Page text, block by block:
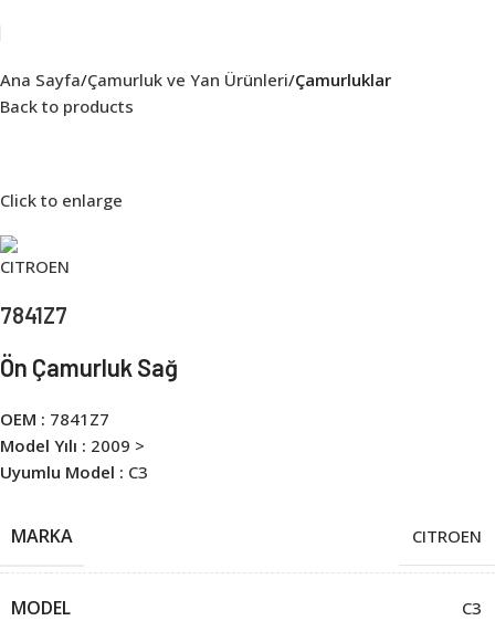
Ana Sayfa Çamurluk ve Yan Ürünleri Çamurluklar
Back to products
Click to enlarge
7841Z7
Ön Çamurluk Sağ
OEM : 7841Z7
Model Yılı : 2009 >
Uyumlu Model : C3
MARKA CITROEN
MODEL C3